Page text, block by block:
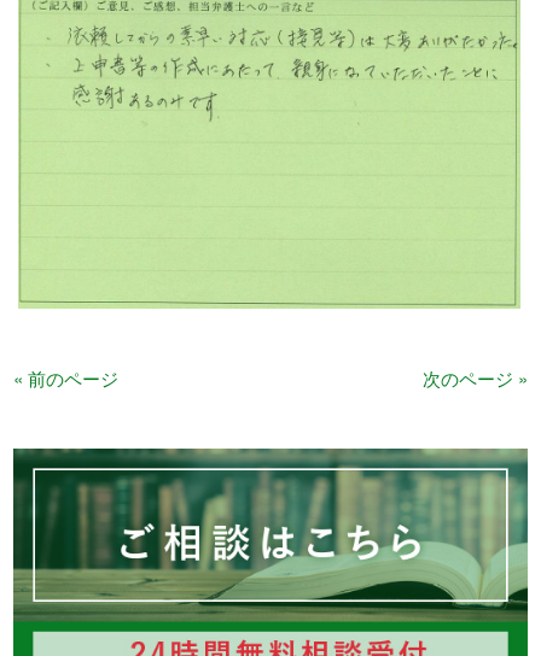
« 前のページ 次のページ »